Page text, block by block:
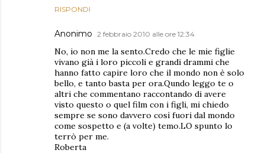
RISPONDI
Anonimo 2 febbraio 2010 alle ore 12:34
No, io non me la sento.Credo che le mie figlie
vivano già i loro piccoli e grandi drammi che
hanno fatto capire loro che il mondo non è solo
bello, e tanto basta per ora.Qundo leggo te o
altri che commentano raccontando di avere
visto questo o quel film con i figli, mi chiedo
sempre se sono davvero così fuori dal mondo
come sospetto e (a volte) temo.LO spunto lo
terrò per me.
Roberta